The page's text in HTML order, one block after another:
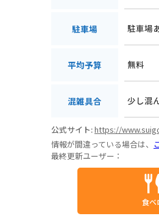
駐車場 駐車場
平均予算 無料
混雑具合 少し混
公式サイト:https://
情報が間違っている場合は、
最終更新ユーザー：
食べ